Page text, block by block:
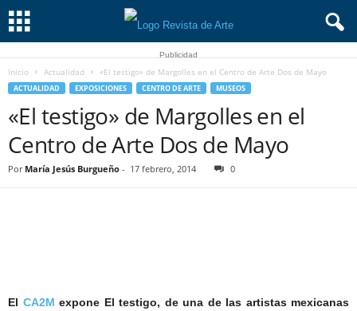
Publicidad
Inicio Actualidad «El testigo» de Margolles en el Centro de Arte Dos de Mayo
ACTUALIDAD EXPOSICIONES CENTRO DE ARTE MUSEOS
«El testigo» de Margolles en el
Centro de Arte Dos de Mayo
Por María Jesús Burgueño - 17 febrero, 2014 0
El CA2M expone El testigo, de una de las artistas mexicanas